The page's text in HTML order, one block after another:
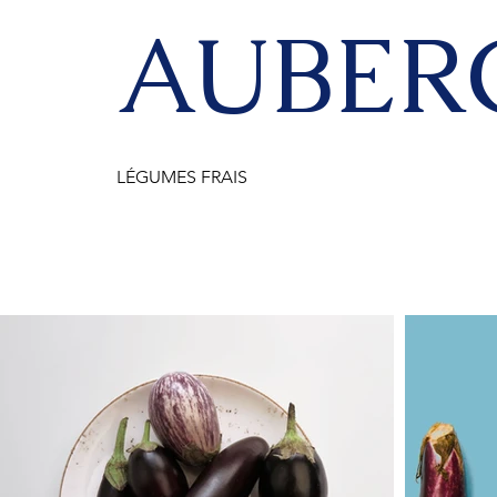
LÉGUMES FRAIS